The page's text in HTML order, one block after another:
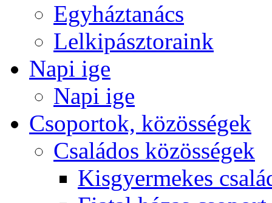
Egyháztanács
Lelkipásztoraink
Napi ige
Napi ige
Csoportok, közösségek
Családos közösségek
Kisgyermekes